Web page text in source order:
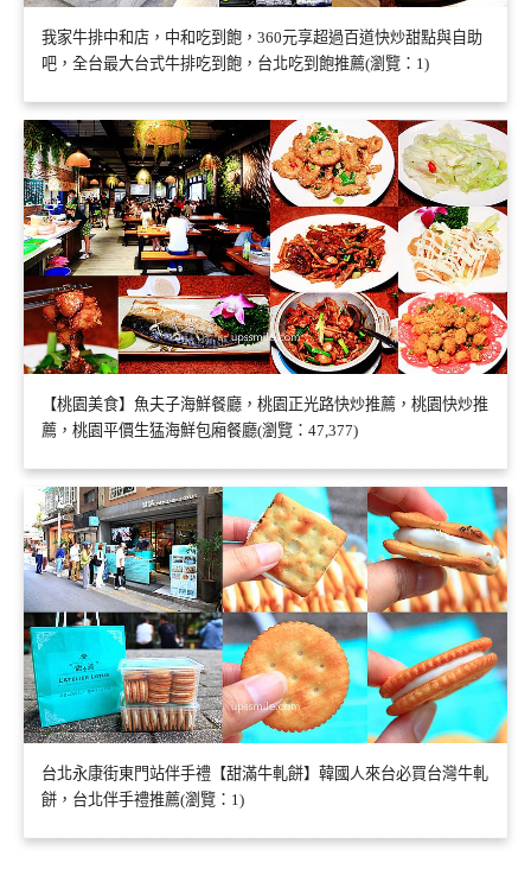
我家牛排中和店，中和吃到飽，360元享超過百道快炒甜點與自助
吧，全台最大台式牛排吃到飽，台北吃到飽推薦(瀏覽：1)
【桃園美食】魚夫子海鮮餐廳，桃園正光路快炒推薦，桃園快炒推
薦，桃園平價生猛海鮮包廂餐廳(瀏覽：47,377)
台北永康街東門站伴手禮【甜滿牛軋餅】韓國人來台必買台灣牛軋
餅，台北伴手禮推薦(瀏覽：1)